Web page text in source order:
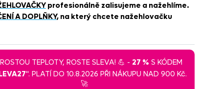
profesionálně zalisujeme a nažehlíme.
A DOPLŇKY, na který chcete nažehlovačku
TEPLOTY, ROSTE SLEVA! 💪 -27 % S KÓDEM
". PLATÍ DO 10.8.2026 PŘI NÁKUPU NAD 900 Kč.
🚀